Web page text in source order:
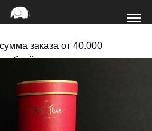
заказа от 40.000
рублей